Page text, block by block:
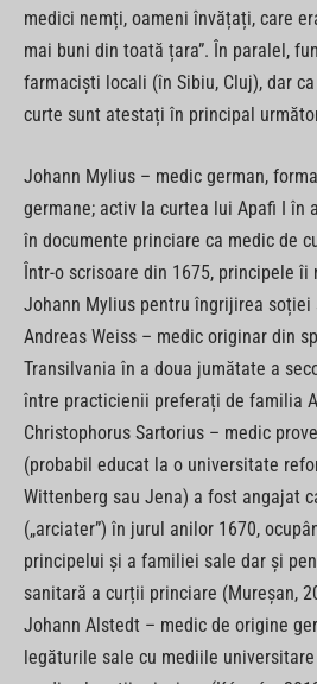
medici nemți, oameni învățați, care
mai buni din toată țara”. În paralel,
farmaciști locali (în Sibiu, Cluj), dar
curte sunt atestați în principal
Johann Mylius – medic german,
germane; activ la curtea lui Apafi I în
în documente princiare ca medic de
Într-o scrisoare din 1675, principele
Johann Mylius pentru îngrijirea soției
Andreas Weiss – medic originar din
Transilvania în a doua jumătate a
între practicienii preferați de familia
Christophorus Sartorius – medic
(probabil educat la o universitate
Wittenberg sau Jena) a fost angajat
(„arciater”) în jurul anilor 1670,
principelui și a familiei sale dar și
sanitară a curții princiare (Mureșan,
Johann Alstedt – medic de origine
legăturile sale cu mediile